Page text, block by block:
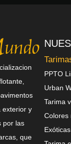
exterior y
por las
que
PPTO
Urban
Tarima
Colores